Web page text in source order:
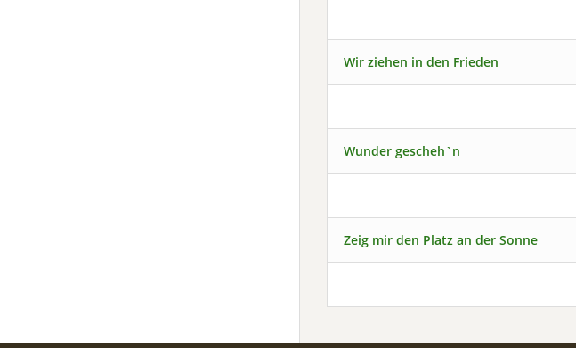
Wir ziehen in den Frieden
Wunder gescheh`n
Zeig mir den Platz an der Sonne